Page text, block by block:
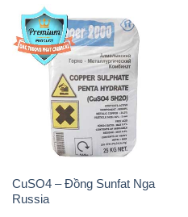
CuSO4 – Đồng Sunfat Nga
Russia